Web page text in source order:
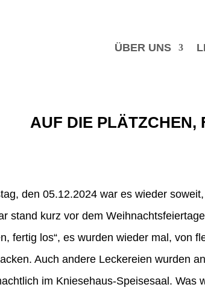
ÜBER UNS
AUF DIE PLÄTZCHEN,
den 05.12.2024 war es wieder
stand kurz vor dem
fertig los“, es wurden wieder mal, von
Auch andere Leckereien wurden
im Kniesehaus-Speisesaal. Was